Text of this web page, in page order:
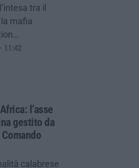
tra il
mafia
11:42
l’asse
gestito da
calabrese